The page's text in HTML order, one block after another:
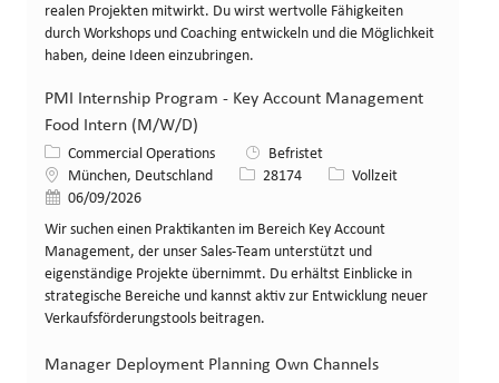
realen Projekten mitwirkt. Du wirst wertvolle Fähigkeiten
durch Workshops und Coaching entwickeln und die Möglichkeit
haben, deine Ideen einzubringen.
PMI Internship Program - Key Account Management
Food Intern (M/W/D)
Kategorie
Commercial Operations
Befristet
Standort
München, Deutschland Stellen-ID
28174 Art der Stelle
Vollzeit
Veröffentlicht am
06/09/2026
Wir suchen einen Praktikanten im Bereich Key Account
Management, der unser Sales-Team unterstützt und
eigenständige Projekte übernimmt. Du erhältst Einblicke in
strategische Bereiche und kannst aktiv zur Entwicklung neuer
Verkaufsförderungstools beitragen.
Manager Deployment Planning Own Channels